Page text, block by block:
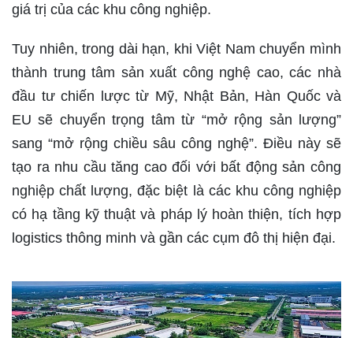
giá trị của các khu công nghiệp.
Tuy nhiên, trong dài hạn, khi Việt Nam chuyển mình
thành trung tâm sản xuất công nghệ cao, các nhà
đầu tư chiến lược từ Mỹ, Nhật Bản, Hàn Quốc và
EU sẽ chuyển trọng tâm từ “mở rộng sản lượng”
sang “mở rộng chiều sâu công nghệ”. Điều này sẽ
tạo ra nhu cầu tăng cao đối với bất động sản công
nghiệp chất lượng, đặc biệt là các khu công nghiệp
có hạ tầng kỹ thuật và pháp lý hoàn thiện, tích hợp
logistics thông minh và gần các cụm đô thị hiện đại.